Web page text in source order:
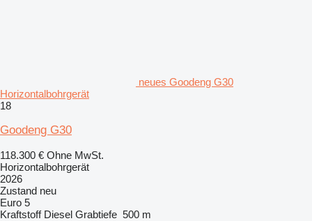
neues Goodeng G30
Horizontalbohrgerät
18
Goodeng G30
118.300 € Ohne MwSt.
Horizontalbohrgerät
2026
Zustand neu
Euro 5
Kraftstoff Diesel Grabtiefe 500 m